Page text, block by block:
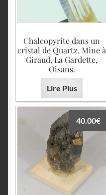
Chalcopyrite dans un
cristal de Quartz, Mine à
Giraud, La Gardette,
Oisans.
Lire Plus
40.00€